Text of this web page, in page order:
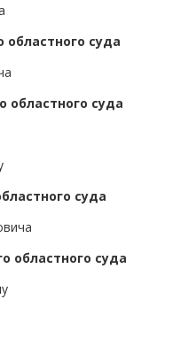
областного суда
областного суда
суда
областного суда